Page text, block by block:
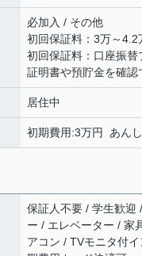
必加入 / その他
初回保証料：3万～4.2
初回保証料：口座振
証明書や預貯金を確認
居住中
初期費用:3万円 あん
保証人不要 / 学生歓迎
ー / エレベーター / 家
アコン / TVモニタ付